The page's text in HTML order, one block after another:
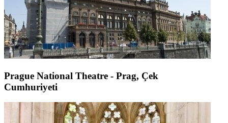
Prague National Theatre - Prag, Çek
Cumhuriyeti